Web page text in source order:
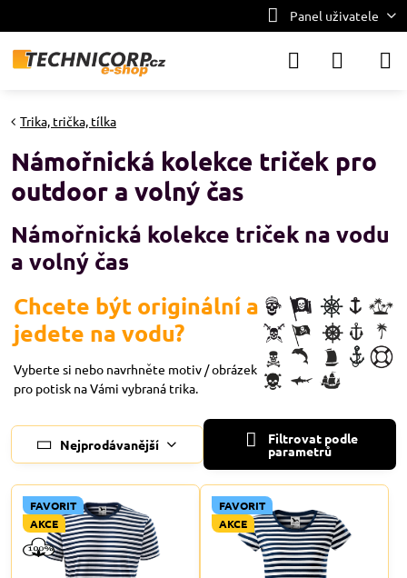
Panel uživatele
Trika, trička, tílka
Námořnická kolekce triček pro
outdoor a volný čas
Námořnická kolekce triček na vodu
a volný čas
Chcete být originální a
jedete na vodu?
Vyberte si nebo navrhněte motiv / obrázek
pro potisk na Vámi vybraná trika.
Nejprodávanější Filtrovat podle
parametrů
FAVORIT
AKCE
FAVORIT
AKCE